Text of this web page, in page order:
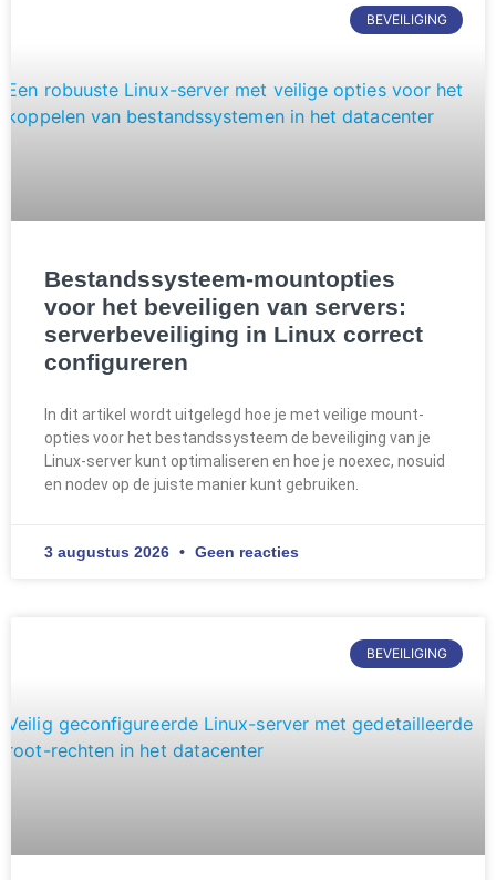
BEVEILIGING
Bestandssysteem-mountopties
voor het beveiligen van servers:
serverbeveiliging in Linux correct
configureren
In dit artikel wordt uitgelegd hoe je met veilige mount-
opties voor het bestandssysteem de beveiliging van je
Linux-server kunt optimaliseren en hoe je noexec, nosuid
en nodev op de juiste manier kunt gebruiken.
3 augustus 2026 Geen reacties
BEVEILIGING